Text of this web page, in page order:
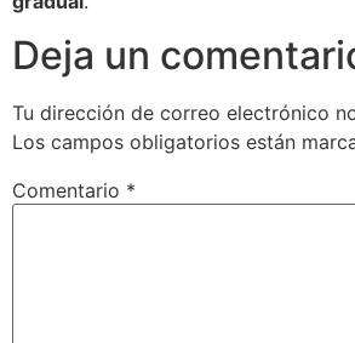
Deja un
Tu dirección de correo electrónico
Los campos obligatorios están
Comentario *